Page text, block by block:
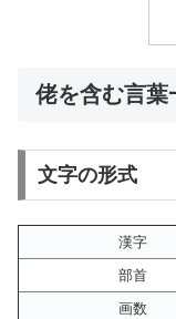
佬を含む言葉
文字の形式
漢字
部首
画数